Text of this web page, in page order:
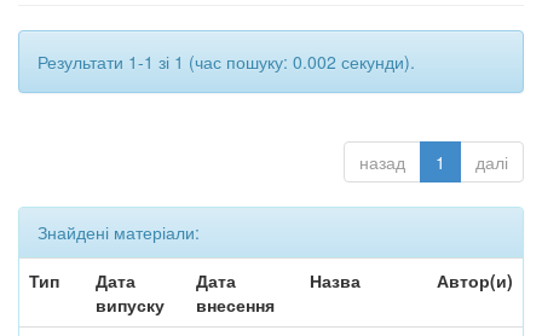
Результати 1-1 зі 1 (час пошуку: 0.002 секунди).
назад 1 далі
Знайдені матеріали:
Тип
Дата
випуску
Дата
внесення
Назва Автор(и)